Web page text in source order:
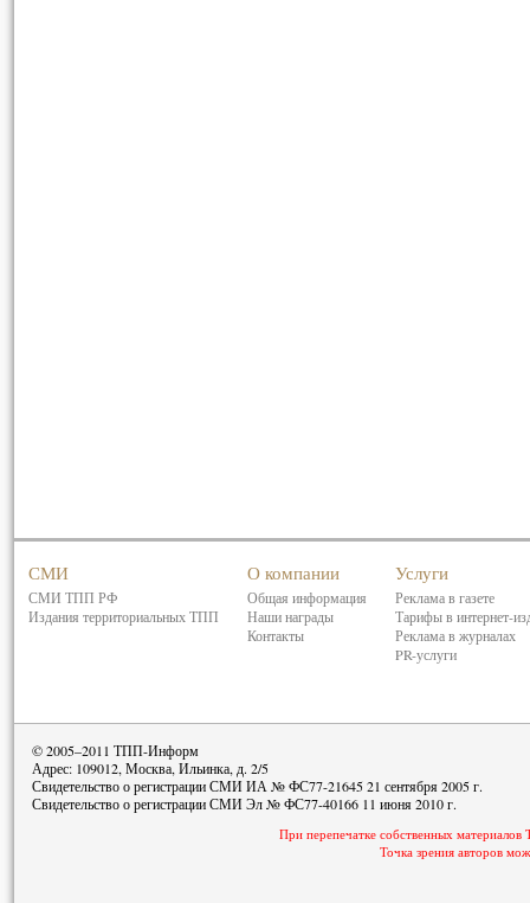
СМИ
СМИ ТПП РФ
Издания территориальных ТПП
О компании
Общая информация
Наши награды
Контакты
Услуги
Реклама в газете
Тарифы в интернет-
Реклама в журналах
PR-услуги
© 2005–2011 ТПП-Информ
Адрес: 109012, Москва, Ильинка, д. 2/5
Свидетельство о регистрации СМИ ИА № ФС77-21645 21 сентября 2005 г.
Свидетельство о регистрации СМИ Эл № ФС77-40166 11 июня 2010 г.
При перепечатке собственных
Точка зрения авторов